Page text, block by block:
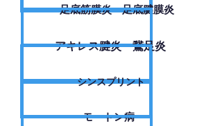
足底筋膜炎・足底腱膜炎
アキレス腱炎・鵞足炎
シンスプリント
モートン病